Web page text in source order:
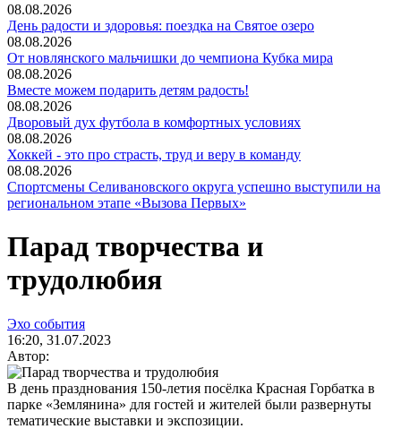
08.08.2026
День радости и здоровья: поездка на Святое озеро
08.08.2026
От новлянского мальчишки до чемпиона Кубка мира
08.08.2026
Вместе можем подарить детям радость!
08.08.2026
Дворовый дух футбола в комфортных условиях
08.08.2026
Хоккей - это про страсть, труд и веру в команду
08.08.2026
Спортсмены Селивановского округа успешно выступили на
региональном этапе «Вызова Первых»
Парад творчества и
трудолюбия
Эхо события
16:20, 31.07.2023
Автор:
В день празднования 150-летия посёлка Красная Горбатка в
парке «Землянина» для гостей и жителей были развернуты
тематические выставки и экспозиции.